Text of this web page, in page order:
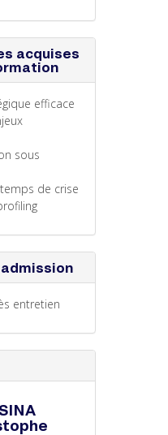
acquises
efficace
sous
de crise
entretien